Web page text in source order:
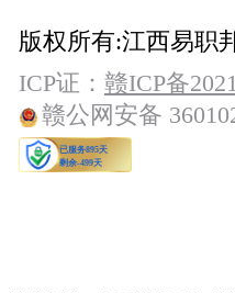
版权所有:江西易职
ICP证： 赣ICP备
赣公网安备